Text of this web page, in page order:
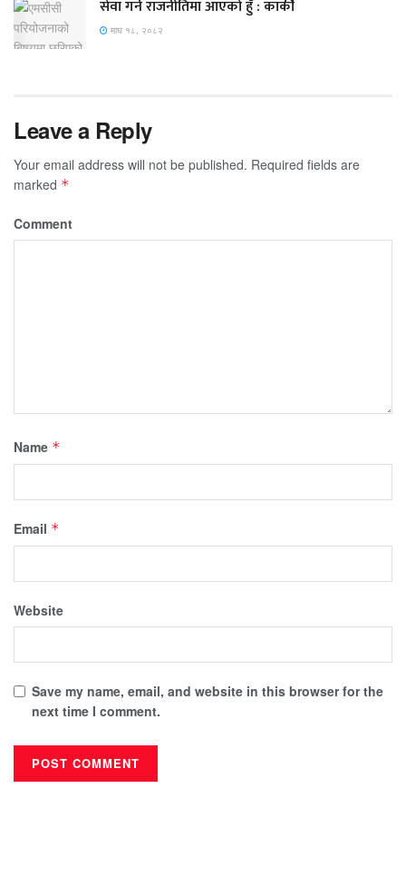
सेवा गर्न राजनीतिमा आएको हुँ : कार्की
माघ १८, २०८२
Leave a Reply
Your email address will not be published. Required fields are
marked *
Comment
Name *
Email *
Website
Save my name, email, and website in this browser for the
next time I comment.